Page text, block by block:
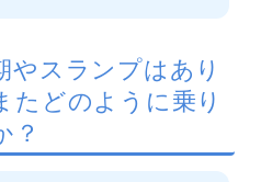
やスランプはあり
たどのように乗り
？